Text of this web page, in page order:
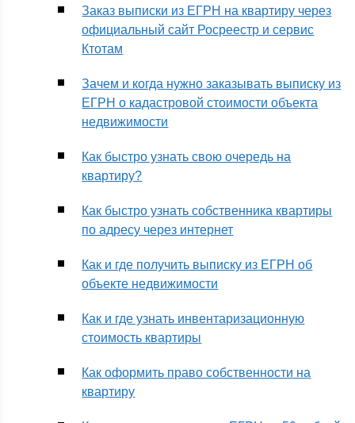
Заказ выписки из ЕГРН на квартиру через
официальный сайт Росреестр и сервис
Ктотам
Зачем и когда нужно заказывать выписку из
ЕГРН о кадастровой стоимости объекта
недвижимости
Как быстро узнать свою очередь на
квартиру?
Как быстро узнать собственника квартиры
по адресу через интернет
Как и где получить выписку из ЕГРН об
объекте недвижимости
Как и где узнать инвентаризационную
стоимость квартиры
Как оформить право собственности на
квартиру